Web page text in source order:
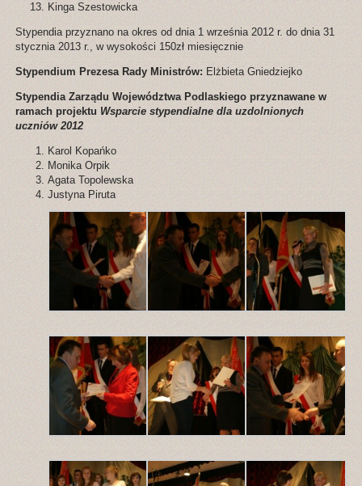
Kinga Szestowicka
Stypendia przyznano na okres od dnia 1 września 2012 r. do dnia 31
stycznia 2013 r., w wysokości 150zł miesięcznie
Stypendium Prezesa Rady Ministrów:Elżbieta Gniedziejko
Stypendia Zarządu Województwa Podlaskiego przyznawane w
ramach projektu Wsparcie stypendialne dla uzdolnionych
uczniów 2012
Karol Kopańko
Monika Orpik
Agata Topolewska
Justyna Piruta